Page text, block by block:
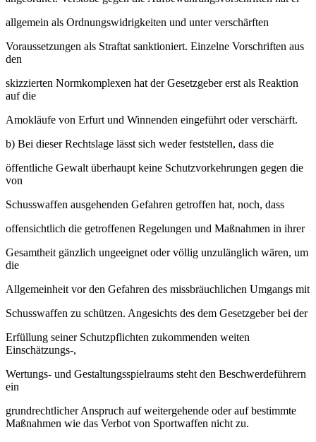
allgemein als Ordnungswidrigkeiten und unter verschärften
Voraussetzungen als Straftat sanktioniert. Einzelne Vorschriften aus
den
skizzierten Normkomplexen hat der Gesetzgeber erst als Reaktion
auf die
Amokläufe von Erfurt und Winnenden eingeführt oder verschärft.
b) Bei dieser Rechtslage lässt sich weder feststellen, dass die
öffentliche Gewalt überhaupt keine Schutzvorkehrungen gegen die
von
Schusswaffen ausgehenden Gefahren getroffen hat, noch, dass
offensichtlich die getroffenen Regelungen und Maßnahmen in ihrer
Gesamtheit gänzlich ungeeignet oder völlig unzulänglich wären, um
die
Allgemeinheit vor den Gefahren des missbräuchlichen Umgangs mit
Schusswaffen zu schützen. Angesichts des dem Gesetzgeber bei der
Erfüllung seiner Schutzpflichten zukommenden weiten
Einschätzungs-,
Wertungs- und Gestaltungsspielraums steht den Beschwerdeführern
ein
grundrechtlicher Anspruch auf weitergehende oder auf bestimmte
Maßnahmen wie das Verbot von Sportwaffen nicht zu.